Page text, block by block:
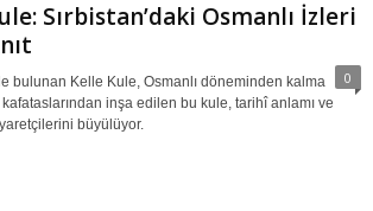
Sırbistan’daki Osmanlı İzleri
0
bulunan Kelle Kule, Osmanlı döneminden kalma
inşa edilen bu kule, tarihî anlamı ve
büyülüyor.